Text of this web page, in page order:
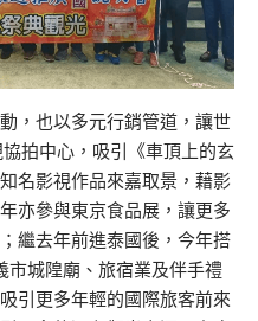
，也以多元行銷管道，讓世
拍中心，吸引《車頂上的玄
名影視作品來嘉取景，藉影
亦參與東京食品展，讓更多
繼去年前進泰國後，今年搭
市城隍廟、旅宿業及伴手禮
引更多年輕的國際旅客前來